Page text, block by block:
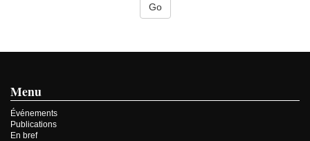
Menu
Événements
Publications
En bref